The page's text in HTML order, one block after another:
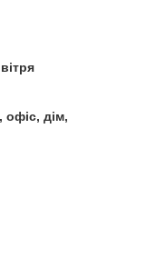
офіс, дім,